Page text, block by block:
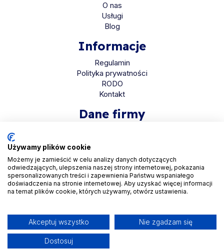
O nas
Usługi
Blog
Informacje
Regulamin
Polityka prywatności
RODO
Kontakt
Dane firmy
ul. Bolkowska 2D
01-466 Warszawa
KRS 0001048558
REGON 525935069
NIP 5223265608
Copyright © 2026. All Rights Reserved by
Używamy plików cookie
Możemy je zamieścić w celu analizy danych dotyczących
odwiedzających, ulepszenia naszej strony internetowej, pokazania
spersonalizowanych treści i zapewnienia Państwu wspaniałego
doświadczenia na stronie internetowej. Aby uzyskać więcej informacji
na temat plików cookie, których używamy, otwórz ustawienia.
Akceptuj wszystko Nie zgadzam się
Dostosuj